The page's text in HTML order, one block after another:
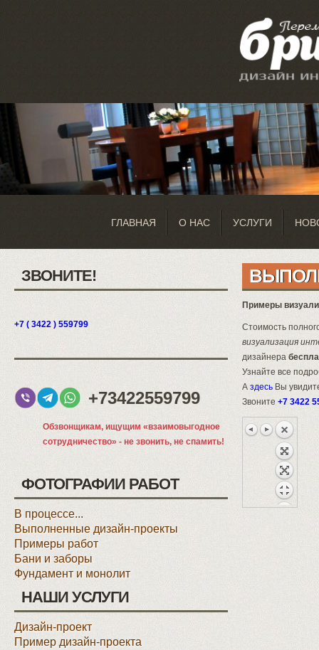
ГЛАВНАЯ О НАС УСЛУГИ
ЗВОНИТЕ!
+7 ( 3422 ) 559799
+73422559799
Обзвонщикам, ищущим «взаимовыгодное
сотрудничество» - не звонить, не спамить!
ФОТОГРАФИИ РАБОТ
В процессе...
Выполненные дизайн-проекты
Примеры работ
Бани и заборы
Фундамент и монолит
НАШИ УСЛУГИ
Дизайн-проект
Пример дизайн-проекта
Примеры
Стоимость
визуализация
дизайнера
Узнайте все
А здесь Вы
Звоните +7 3422